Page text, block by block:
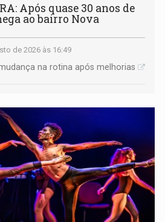
Após quase 30 anos de
ao bairro Nova
de 2026 às 16:49
na rotina após melhorias